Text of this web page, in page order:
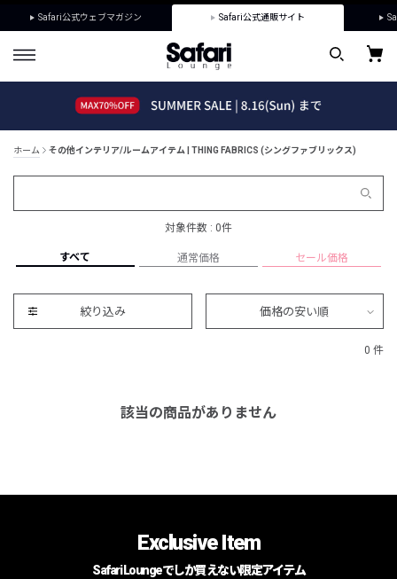
Safari公式ウェブマガジン Safari公式通販サイト
ホーム その他インテリア/ルームアイテム | THING FABRICS (シングファブリックス)
対象件数 : 0件
すべて 通常価格 セール価格
絞り込み 価格の安い順
0 件
該当の商品がありません
Exclusive Item
Safari Loungeでしか買えない限定アイテム